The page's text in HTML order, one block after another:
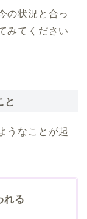
の状況と合っ
みてください
と
うなことが起
れる